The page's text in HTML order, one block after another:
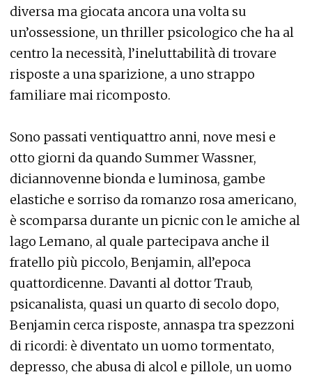
diversa ma giocata ancora una volta su
un’ossessione, un thriller psicologico che ha al
centro la necessità, l’ineluttabilità di trovare
risposte a una sparizione, a uno strappo
familiare mai ricomposto.
Sono passati ventiquattro anni, nove mesi e
otto giorni da quando Summer Wassner,
diciannovenne bionda e luminosa, gambe
elastiche e sorriso da romanzo rosa americano,
è scomparsa durante un picnic con le amiche al
lago Lemano, al quale partecipava anche il
fratello più piccolo, Benjamin, all’epoca
quattordicenne. Davanti al dottor Traub,
psicanalista, quasi un quarto di secolo dopo,
Benjamin cerca risposte, annaspa tra spezzoni
di ricordi: è diventato un uomo tormentato,
depresso, che abusa di alcol e pillole, un uomo